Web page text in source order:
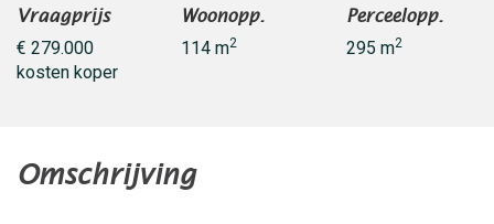
Vraagprijs
€ 279.000
kosten koper
Woonopp.
114 m2
Perceelopp.
295 m2
Omschrijving